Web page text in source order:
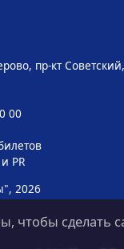
пр-кт
00
PR
2026
чтобы сделать